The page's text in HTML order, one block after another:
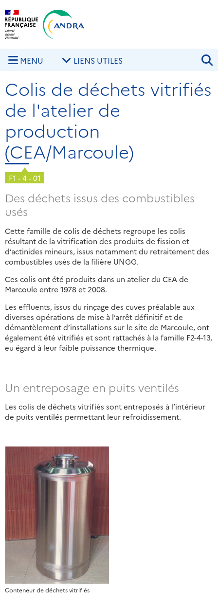
Aller au contenu principal
MENU LIENS UTILES
Colis de déchets vitrifiés
de l'atelier de
production
(CEA/Marcoule)
F1 - 4 - 01
Des déchets issus des combustibles
usés
Cette famille de colis de déchets regroupe les colis
résultant de la vitrification des produits de fission et
d’actinides mineurs, issus notamment du retraitement des
combustibles usés de la filière UNGG.
Ces colis ont été produits dans un atelier du CEA de
Marcoule entre 1978 et 2008.
Les effluents, issus du rinçage des cuves préalable aux
diverses opérations de mise à l’arrêt définitif et de
démantèlement d’installations sur le site de Marcoule, ont
également été vitrifiés et sont rattachés à la famille F2-4-13,
eu égard à leur faible puissance thermique.
Un entreposage en puits ventilés
Les colis de déchets vitrifiés sont entreposés à l’intérieur
de puits ventilés permettant leur refroidissement.
Conteneur de déchets vitrifiés